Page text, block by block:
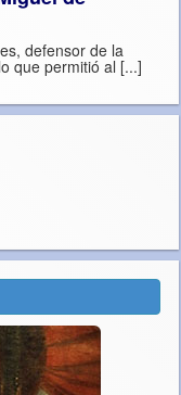
defensor de la
frontera norte contra la invasión realista, lo que permitió al [...]